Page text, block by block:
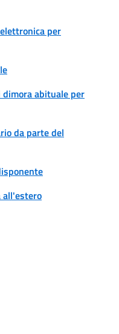
per
dimora abituale per
da parte del
all'estero